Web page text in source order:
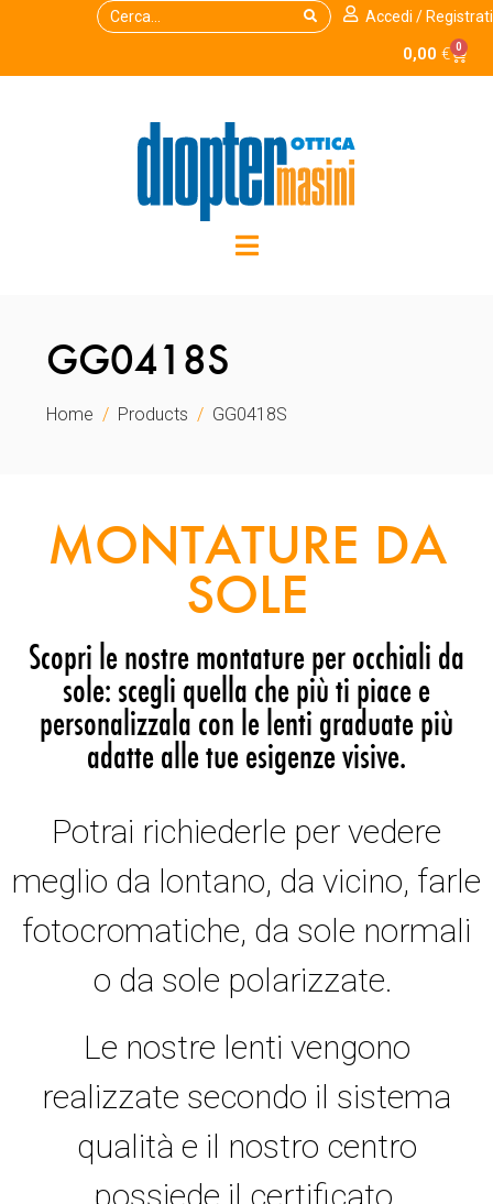
Accedi / Registrati
0,00 € 0
GG0418S
Home Products GG0418S
MONTATURE DA
SOLE
Scopri le nostre montature per occhiali da
sole: scegli quella che più ti piace e
personalizzala con le lenti graduate più
adatte alle tue esigenze visive.
Potrai richiederle per vedere
meglio da lontano, da vicino, farle
fotocromatiche, da sole normali
o da sole polarizzate.
Le nostre lenti vengono
realizzate secondo il sistema
qualità e il nostro centro
possiede il certificato